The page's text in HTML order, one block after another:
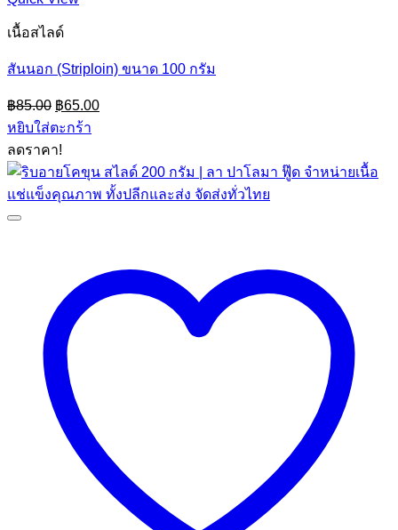
เนื้อสไลด์
สันนอก (Striploin) ขนาด 100 กรัม
฿85.00 Original
price
was:
฿85.00.
฿65.00Current
price
หยิบใส่ตะกร้า
ลดราคา!